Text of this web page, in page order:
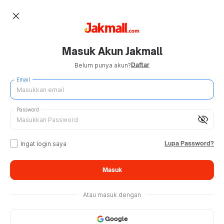
close
Masuk Akun Jakmall
Belum punya akun?Daftar
Email
visibility_off
Password
Ingat login saya Lupa Password?
Masuk
Atau masuk dengan
Google